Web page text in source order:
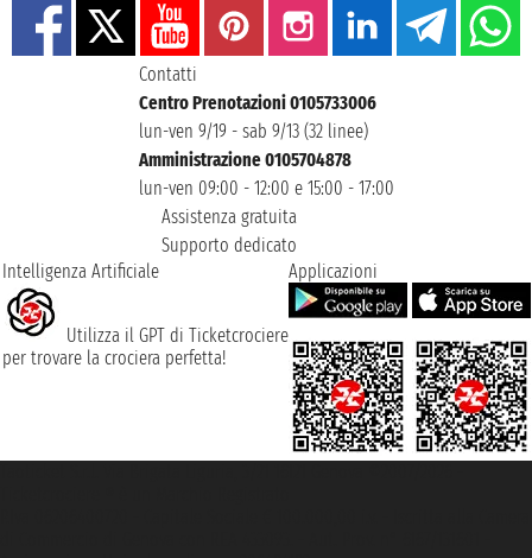
Contatti
Centro Prenotazioni 0105733006
lun-ven 9/19 - sab 9/13 (32 linee)
Amministrazione 0105704878
lun-ven 09:00 - 12:00 e 15:00 - 17:00
Assistenza gratuita
Supporto dedicato
Intelligenza Artificiale
Utilizza il GPT di Ticketcrociere
per trovare la crociera perfetta!
Applicazioni